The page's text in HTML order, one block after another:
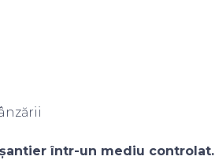
într-un mediu controlat.